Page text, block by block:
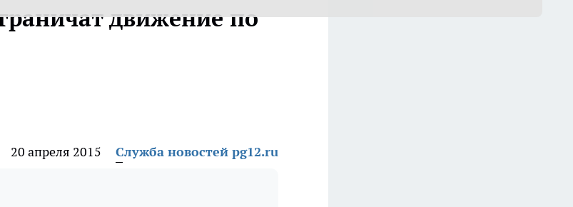
движение по
20 апреля 2015 Служба новостей pg12.ru